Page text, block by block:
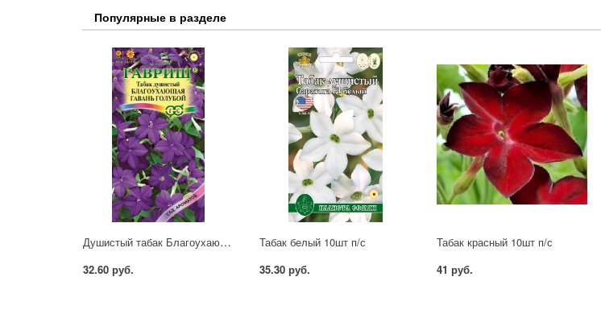
Популярные в разделе
Душистый табак Благоухающая гавань голубой Гавриш
32.60 руб.
Табак белый 10шт п/с
35.30 руб.
Табак красный 10шт п/с
41 руб.